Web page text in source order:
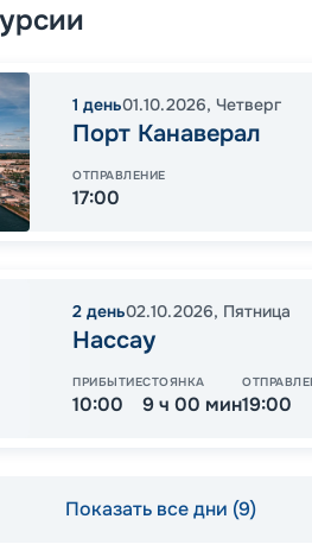
1 день01.10.2026, Четверг
Порт Канаверал
ОТПРАВЛЕНИЕ
17:00
2 день02.10.2026, Пятница
Нассау
ПРИБЫТИЕ
10:00
СТОЯНКА
9 ч 00 мин19:00
Показать все дни (9)